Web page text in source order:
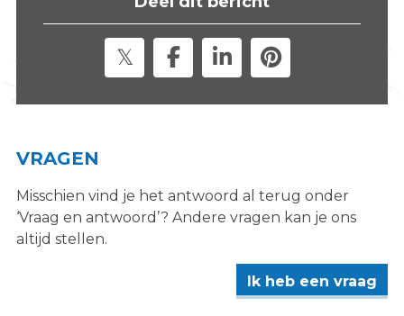
"
VRAGEN
Misschien vind je het antwoord al terug onder
‘Vraag en antwoord’? Andere vragen kan je ons
altijd stellen.
Ik heb een vraag